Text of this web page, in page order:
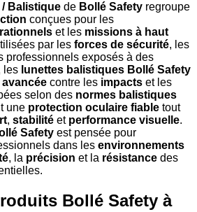
Balistique de Bollé Safety regroupe
conçues pour les
et les missions à haut
par les forces de sécurité, les
professionnels exposés à des
les lunettes balistiques Bollé Safety
contre les impacts et les
selon des normes balistiques
une protection oculaire fiable tout
, stabilité et performance visuelle.
Safety est pensée pour
dans les environnements
, la précision et la résistance des
Bollé Safety à